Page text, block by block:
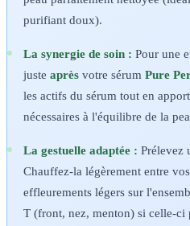
purifiant doux).
La synergie de soin : Pour une
juste après votre sérum Pure
les actifs du sérum tout en
nécessaires à l'équilibre de la
La gestuelle adaptée : Prélevez
Chauffez-la légèrement entre
effleurements légers sur
T (front, nez, menton) si celle-ci